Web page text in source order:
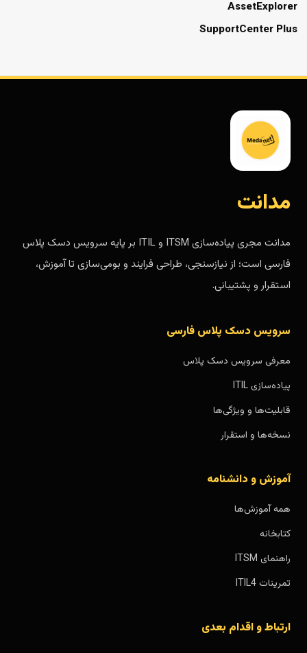
AssetExplorer
SupportCenter Plus
مدانت
مدانت مجری پیاده‌سازی ITSM و ITIL بر پایه سرویس دسک پلاس
فارسی است؛ از نیازسنجی، طراحی فرایند و بومی‌سازی تا آموزش،
استقرار و پشتیبانی.
سرویس دسک پلاس فارسی
معرفی سرویس دسک پلاس
پیاده‌سازی ITIL
قابلیت‌ها و ویژگی‌ها
نسخه‌ها و استقرار
آموزش و دانشنامه
همه آموزش‌ها
کتابخانه
راهنمای ITSM
تمرینات ITIL4
ارتباط و اقدام بعدی